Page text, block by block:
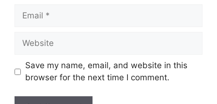
Email
Website
Save my name, email, and website in this
browser for the next time I comment.